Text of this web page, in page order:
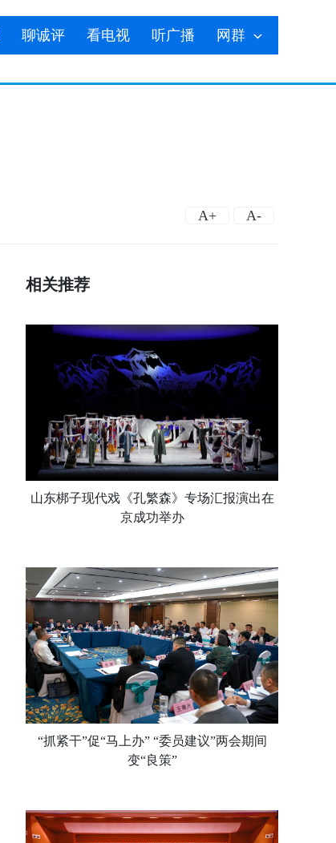
聊诚评 看电视 听广播 网群
A+ A-
相关推荐
山东梆子现代戏《孔繁森》专场汇报演出在
京成功举办
“抓紧干”促“马上办” “委员建议”两会期间
变“良策”